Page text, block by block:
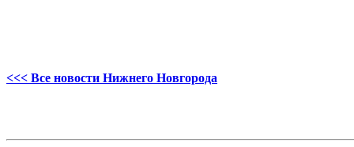
<<< Все новости Нижнего Новгорода